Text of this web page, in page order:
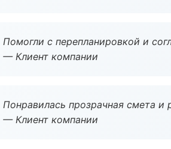
Помогли с перепланировкой и
— Клиент компании
Понравилась прозрачная смета
— Клиент компании